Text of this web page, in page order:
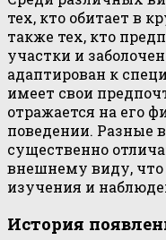
тех, кто обитает в
также тех, кто
участки и
адаптирован к
имеет свои
отражается на его
поведении. Разные
существенно
внешнему виду,
изучения и
История